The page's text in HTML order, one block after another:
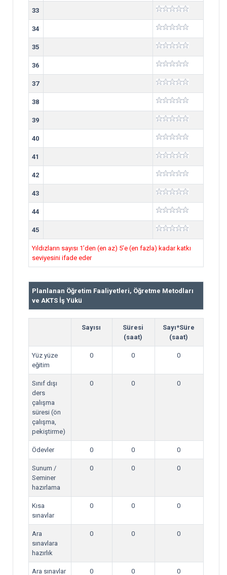
33
34
35
36
37
38
39
40
41
42
43
44
45
Yıldızların sayısı 1’den (en az) 5’e (en fazla) kadar katkı
seviyesini ifade eder
Planlanan Öğretim Faaliyetleri, Öğretme Metodları
ve AKTS İş Yükü
Sayısı
Süresi
(saat)
Sayı*Süre
(saat)
Yüz yüze
eğitim
0 0 0
Sınıf dışı
ders
çalışma
süresi (ön
çalışma,
pekiştirme)
0 0 0
Ödevler 0 0 0
Sunum /
Seminer
hazırlama
0 0 0
Kısa
sınavlar
0 0 0
Ara
sınavlara
hazırlık
0 0 0
Ara sınavlar 0 0 0